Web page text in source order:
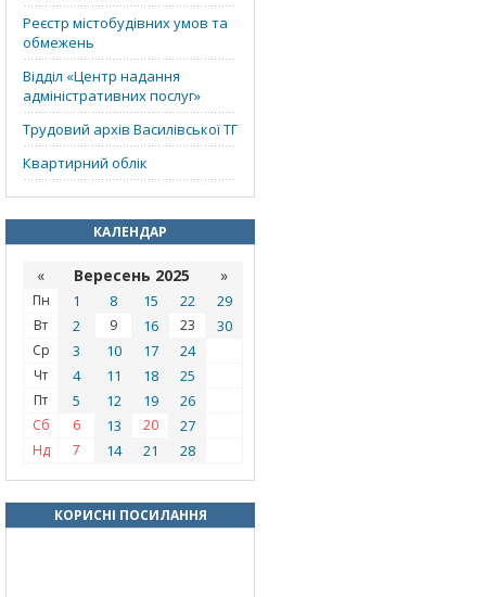
Реєстр містобудівних умов та
обмежень
Відділ «‎Центр надання
адміністративних послуг»
Трудовий архів Василівської ТГ
Квартирний облік
КАЛЕНДАР
« Вересень 2025 »
Пн 1 8 15 22 29
Вт 2 9 16 23 30
Ср 3 10 17 24
Чт 4 11 18 25
Пт 5 12 19 26
Сб 6 13 20 27
Нд 7 14 21 28
КОРИСНІ ПОСИЛАННЯ